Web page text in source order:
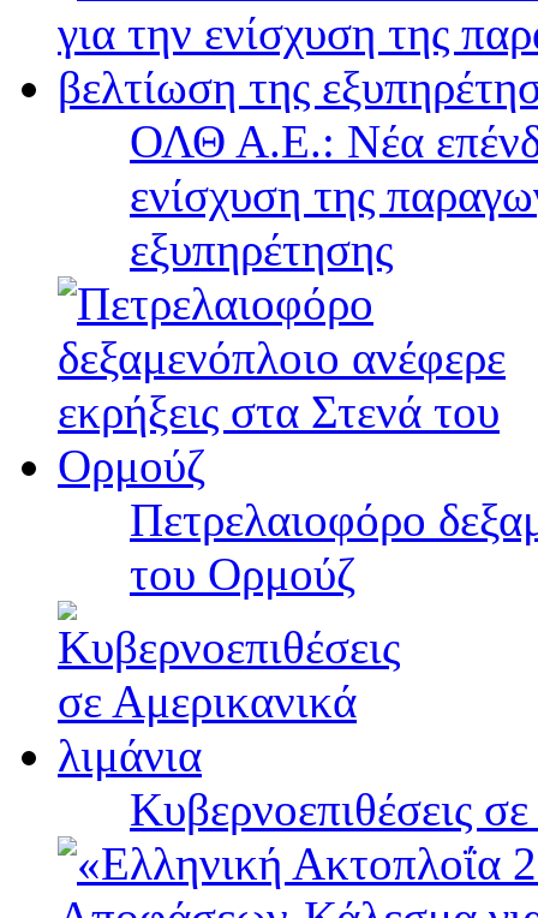
ΟΛΘ Α.Ε.: Νέα
ενίσχυση της
εξυπηρέτησης
Πετρελαιοφόρο
του Ορμούζ
Κυβερνοεπιθέσεις